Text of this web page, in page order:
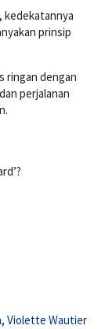
kedekatannya
prinsip
ringan dengan
perjalanan
, Violette Wautier